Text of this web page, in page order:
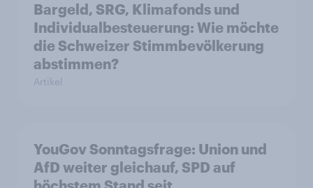
Bargeld, SRG, Klimafonds und
Individualbesteuerung: Wie möchte
die Schweizer Stimmbevölkerung
abstimmen?
Artikel
YouGov Sonntagsfrage: Union und
AfD weiter gleichauf, SPD auf